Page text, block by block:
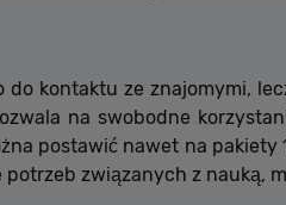
kontaktu ze znajomymi,
na swobodne
postawić nawet na pakiety
związanych z nauką,